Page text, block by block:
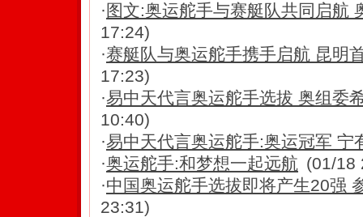
· 图文:奥运舵手与赛艇队共同启航
17:24)
·赛艇队与奥运舵手携手启航 昆明
17:23)
·易中天代言奥运舵手选拔 奥组委
10:40)
·易中天代言奥运舵手:奥运冠军 宁
·奥运舵手:和梦想一起远航 (01/18
·中国奥运舵手选拔即将产生20强
23:31)